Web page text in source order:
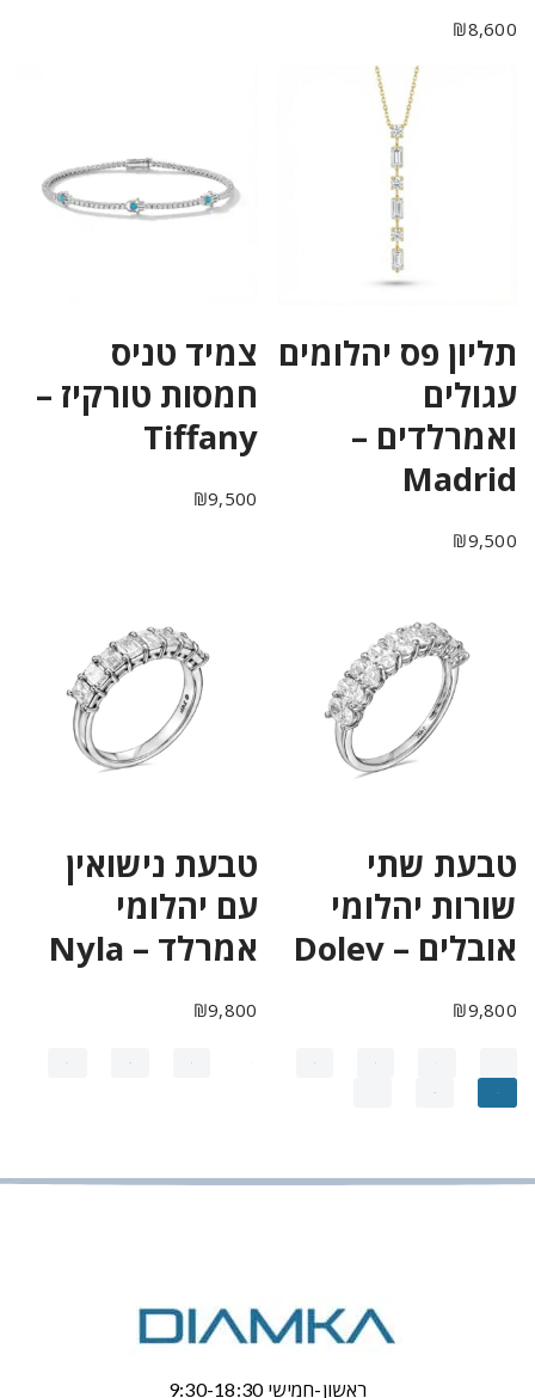
₪8,600
תליון פס יהלומים
עגולים
ואמרלדים –
Madrid
₪9,500
צמיד טניס
חמסות טורקיז –
Tiffany
₪9,500
טבעת שתי
שורות יהלומי
אובלים – Dolev
₪9,800
טבעת נישואין
עם יהלומי
אמרלד – Nyla
₪9,800
ראשון-חמישי 9:30-18:30